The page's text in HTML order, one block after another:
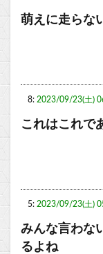
萌えに走らな
8: 2023/09/23(土)
これはこれで
5: 2023/09/23(土)
みんな言わな
るよね